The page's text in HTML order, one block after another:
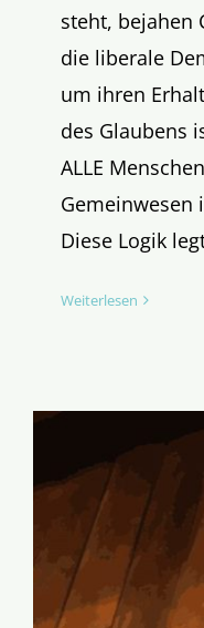
steht, bejahen
die liberale
um ihren
des Glaubens
ALLE
Gemeinwesen
Diese Logik
Weiterlesen